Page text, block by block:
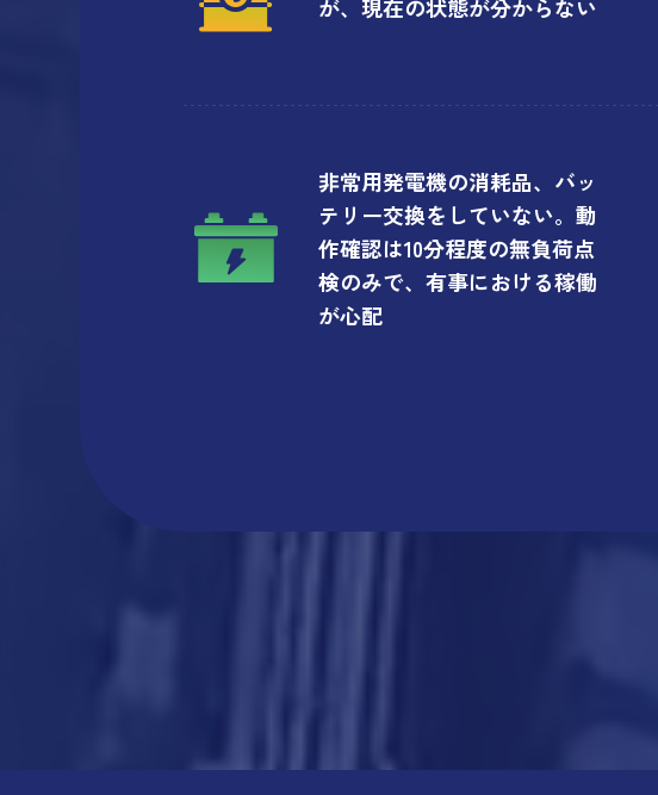
が、現在の状態が分からない
非常用発電機の消耗品、バッ
テリー交換をしていない。動
作確認は10分程度の無負荷点
検のみで、有事における稼働
が心配